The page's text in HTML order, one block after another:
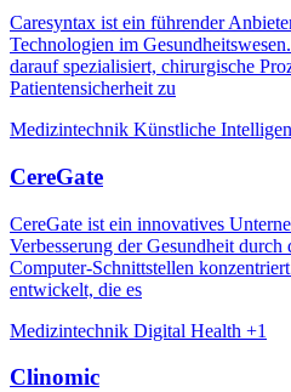
Caresyntax ist ein führender
Technologien im
darauf spezialisiert, chirurgische
Patientensicherheit zu
Medizintechnik Künstliche
CereGate
CereGate ist ein innovatives
Verbesserung der Gesundheit
Computer-Schnittstellen
entwickelt, die es
Medizintechnik Digital Health +1
Clinomic​​